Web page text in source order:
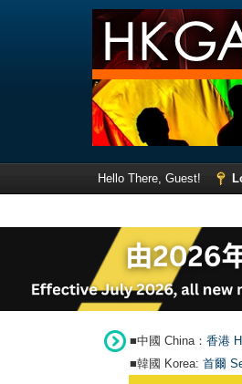
Hello There, Guest!
■中國 China： 香港
■韓國 Korea: 首爾